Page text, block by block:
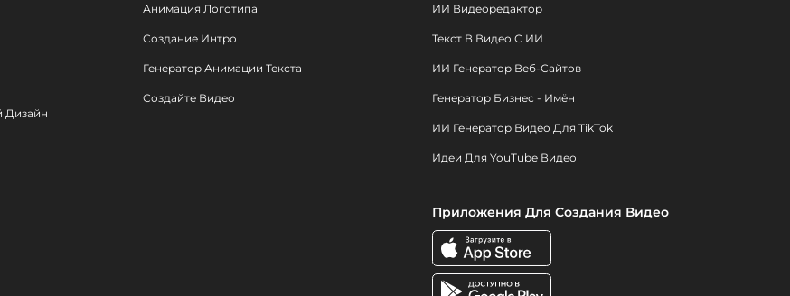
Дизайн
Анимация Логотипа
Создание Интро
Генератор Анимации Текста
Создайте Видео
ИИ Видеоредактор
Текст В Видео С ИИ
ИИ Генератор Веб-Сайтов
Генератор Бизнес - Имён
ИИ Генератор Видео Для TikTok
Идеи Для YouTube Видео
Приложения Для Создания Видео